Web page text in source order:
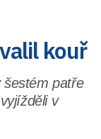
kouř
šestém patře
v